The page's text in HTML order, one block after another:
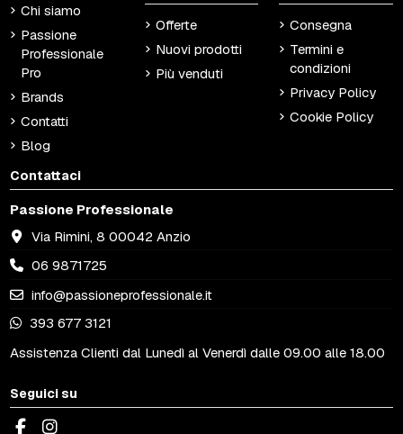
Chi siamo
Passione
Professionale
Pro
Brands
Contatti
Blog
Offerte
Nuovi prodotti
Più venduti
Consegna
Termini e
condizioni
Privacy Policy
Cookie Policy
Contattaci
Passione Professionale
Via Rimini, 8 00042 Anzio
06 9871725
info@passioneprofessionale.it
393 677 3121
Assistenza Clienti dal Lunedì al Venerdì dalle 09.00 alle 18.00
Seguici su